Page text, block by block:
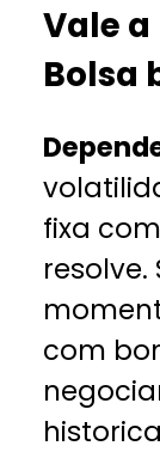
fixa
resolve.
com
Vale
Bolsa